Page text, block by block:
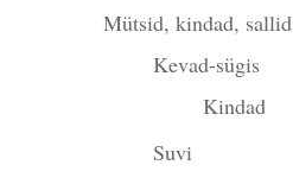
Mütsid, kindad, sallid
Kevad-sügis
Kindad
Suvi